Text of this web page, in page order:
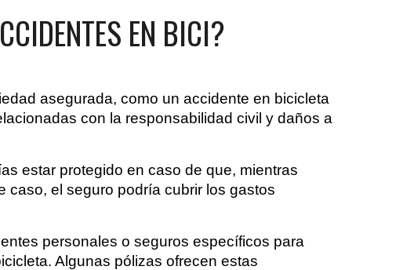
EN BICI?
asegurada, como un accidente en bicicleta
con la responsabilidad civil y daños a
estar protegido en caso de que, mientras
caso, el seguro podría cubrir los gastos
personales o seguros específicos para
Algunas pólizas ofrecen estas